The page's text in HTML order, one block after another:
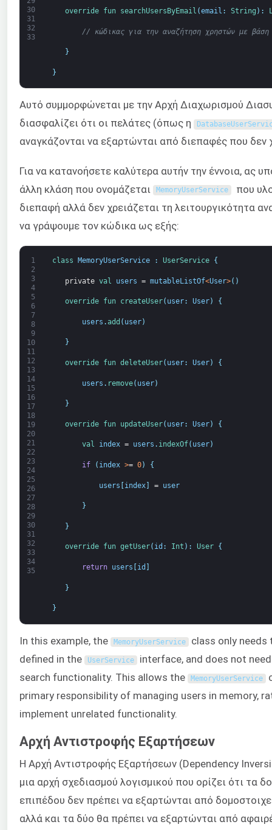
30
31
32
33
override fun searchUsersByEmail (email : String ) :
// κώδικας για την αναζήτηση χρηστών με
}
}
Αυτό συμμορφώνεται με την Αρχή Διαχωρισμού
διασφαλίζει ότι οι πελάτες (όπως η
αναγκάζονται να εξαρτώνται από διεπαφές που δεν
Για να κατανοήσετε καλύτερα αυτήν την έννοια, ας
άλλη κλάση που ονομάζεται
MemoryUserService που
διεπαφή αλλά δεν χρειάζεται τη λειτουργικότητα
να γράψουμε τον κώδικα ως εξής:
1
2
3
4
5
6
7
8
9
10
11
12
13
14
15
16
17
18
19
20
21
22
23
24
25
26
27
28
29
30
31
32
33
34
35
class MemoryUserService : UserService {
private val users = mutableListOf<User>( )
override fun createUser( user: User) {
users .add ( user)
}
override fun deleteUser( user: User) {
users . remove( user)
}
override fun updateUser( user: User) {
val index = users . indexOf( user)
if ( index >= 0) {
users [index] = user
}
}
override fun getUser( id : Int ) : User {
return users id
}
}
In this example, the MemoryUserService class only needs
defined in the
UserService interface, and does not
search functionality. This allows the
MemoryUserService
primary responsibility of managing users in memory,
implement unrelated functionality.
Αρχή Αντιστροφής Εξαρτήσεων
Η Αρχή Αντιστροφής Εξαρτήσεων (Dependency
μια αρχή σχεδιασμού λογισμικού που ορίζει ότι τα
επιπέδου δεν πρέπει να εξαρτώνται από
αλλά και τα δύο θα πρέπει να εξαρτώνται από